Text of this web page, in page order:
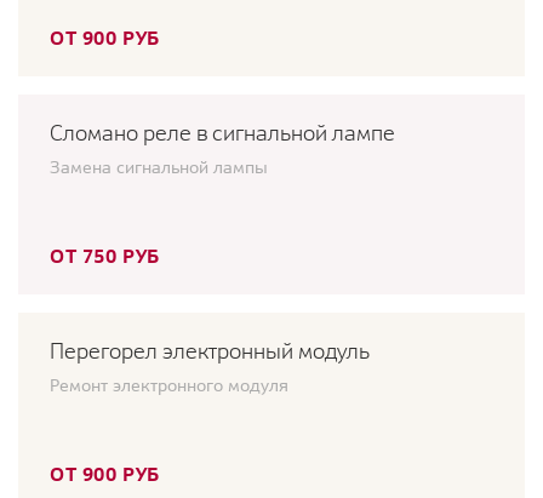
ОТ 900 РУБ
Сломано реле в сигнальной лампе
Замена сигнальной лампы
ОТ 750 РУБ
Перегорел электронный модуль
Ремонт электронного модуля
ОТ 900 РУБ